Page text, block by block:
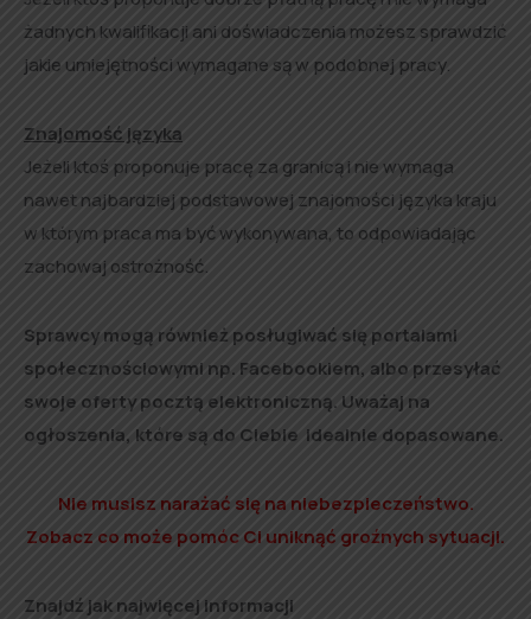
żadnych kwalifikacji ani doświadczenia możesz sprawdzić
jakie umiejętności wymagane są w podobnej pracy.
Znajomość języka
Jeżeli ktoś proponuje pracę za granicą i nie wymaga
nawet najbardziej podstawowej znajomości języka kraju
w którym praca ma być wykonywana, to odpowiadając
zachowaj ostrożność.
Sprawcy mogą również posługiwać się portalami
społecznościowymi np. Facebookiem, albo przesyłać
swoje oferty pocztą elektroniczną. Uważaj na
ogłoszenia, które są do Ciebie idealnie dopasowane.
Nie musisz narażać się na niebezpieczeństwo.
Zobacz co może pomóc Ci uniknąć groźnych sytuacji.
Znajdź jak najwięcej informacji